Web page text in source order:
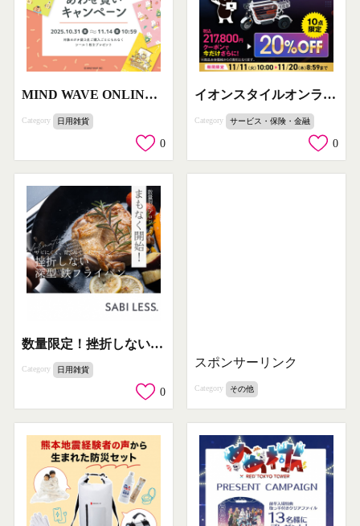
MIND WAVE ONLINE STORE ポチ袋あわせ買いキャンペーン
Category 日用雑貨
0
イオンスタイルオンライン ブラックフライデー先行セール
Category サービス・保険・金融
0
数量限定！挫折しない深型鉄フライパンプロジェクト
Category 日用雑貨
0
スポンサーリンク
Category その他